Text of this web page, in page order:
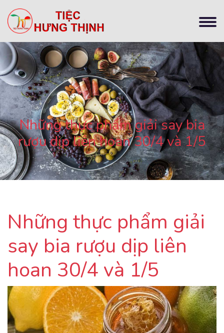
Những thực phẩm giải say bia
rượu dịp liên hoan 30/4 và 1/5
Những thực phẩm giải
say bia rượu dịp liên
hoan 30/4 và 1/5